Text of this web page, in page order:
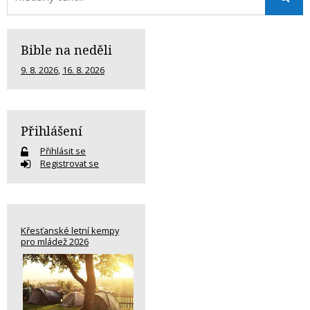
Bible na neděli
9. 8. 2026, 16. 8. 2026
Přihlášení
Přihlásit se
Registrovat se
Křesťanské letní kempy
pro mládež 2026